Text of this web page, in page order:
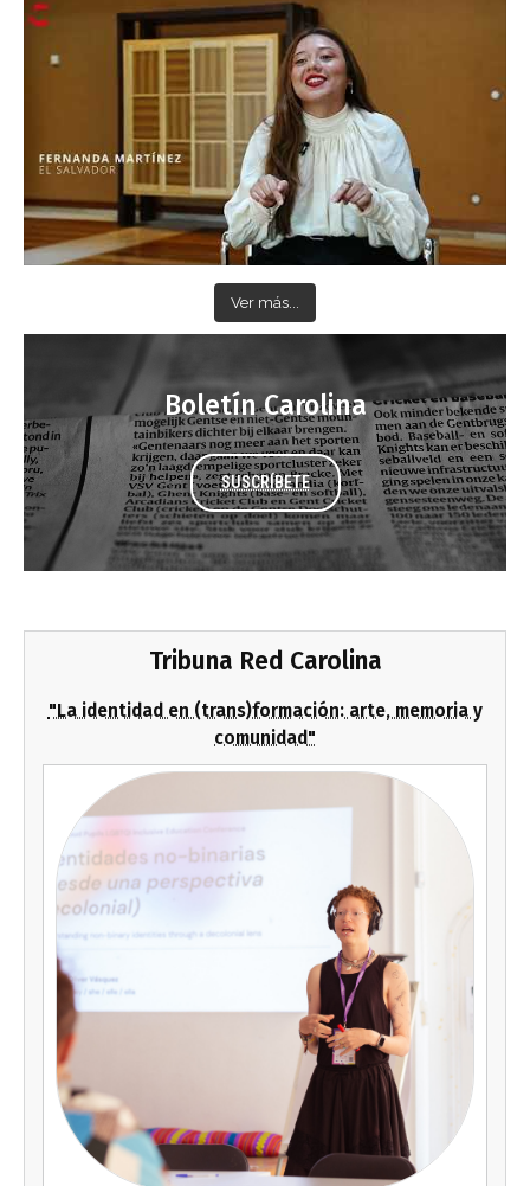
Ver más...
Boletín Carolina
SUSCRÍBETE
Tribuna Red Carolina
"La identidad en (trans)formación: arte, memoria y
comunidad"